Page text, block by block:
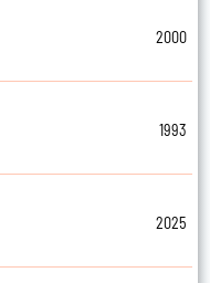
2000
1993
2025